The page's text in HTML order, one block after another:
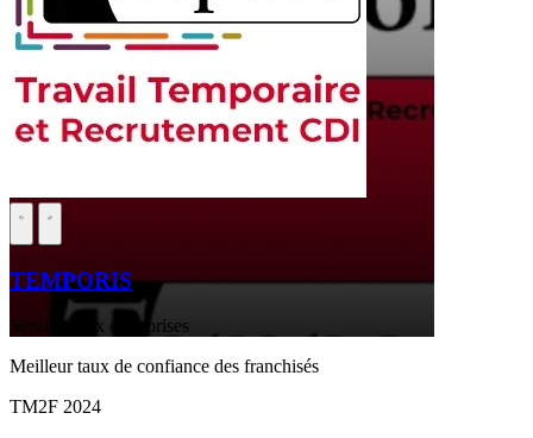
TEMPORIS
Services aux entreprises
Meilleur taux de confiance des franchisés
TM2F 2024